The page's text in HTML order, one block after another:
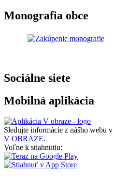
Monografia obce
Sociálne siete
Mobilná aplikácia
Sledujte informácie z nášho webu v
V OBRAZE.
Voľne k stiahnutiu: